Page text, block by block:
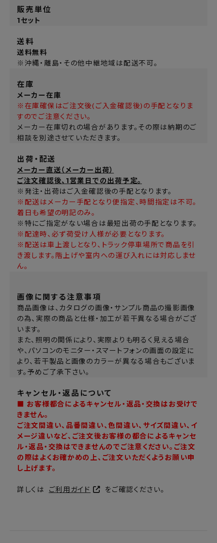
販売単位
1セット
送料
送料無料
※沖縄・離島・その他中継地域は配送不可。
在庫
メーカー在庫
※在庫確保はご注文後(ご入金確認後)の手配となりま
すのでご注意ください。
メーカー在庫切れの場合があります。その際は納期のご
相談を別途させていただきます。
出荷・配送
メーカー直送（メーカー出荷）
ご注文確認後、1営業日での出荷予定。
※発注・出荷はご入金確認後の手配となります。
※配送はメーカー手配となり便指定、時間指定は不可。
着日も希望の明記のみ。
※特にご指定がない場合は最短出荷の手配となります。
※配達時、必ず荷受け人様が必要となります。
※配送は車上渡しとなり、トラック停車場所で商品を引
き渡します。階上げや室内への運び入れには対応しませ
ん。
画像に関する注意事項
商品画像は、カタログの画像・サンプル商品の撮影画像
の為、実際の商品と仕様・加工が若干異なる場合がござ
います。
また、照明の関係により、実際よりも明るく見える場合
や、パソコンのモニター・スマートフォンの画面の設定に
より、若干製品と画像のカラーが異なる場合もございま
す。予めご了承下さい。
キャンセル・返品について
■ お客様都合によるキャンセル・返品・交換はお受けで
きません。
ご注文間違い、品番間違い、色間違い、サイズ間違い、イ
メージ違いなど、ご注文後お客様の都合によるキャンセ
ル・返品・交換はできませんのでご注意ください。ご注文
の際はよくお確かめの上、ご注文いただくようお願い申
し上げます。
詳しくは ご利用ガイド をご確認ください。